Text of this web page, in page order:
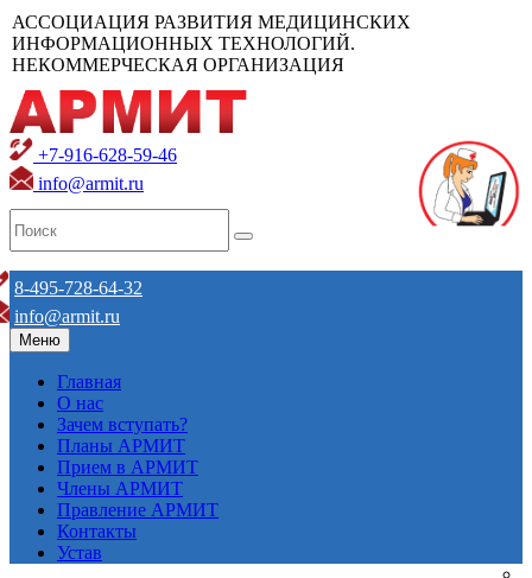
АССОЦИАЦИЯ РАЗВИТИЯ МЕДИЦИНСКИХ
ИНФОРМАЦИОННЫХ ТЕХНОЛОГИЙ.
НЕКОММЕРЧЕСКАЯ ОРГАНИЗАЦИЯ
+7-916-628-59-46
info@armit.ru
8-495-728-64-32
info@armit.ru
Меню
Главная
О нас
Зачем вступать?
Планы АРМИТ
Прием в АРМИТ
Члены АРМИТ
Правление АРМИТ
Контакты
Устав